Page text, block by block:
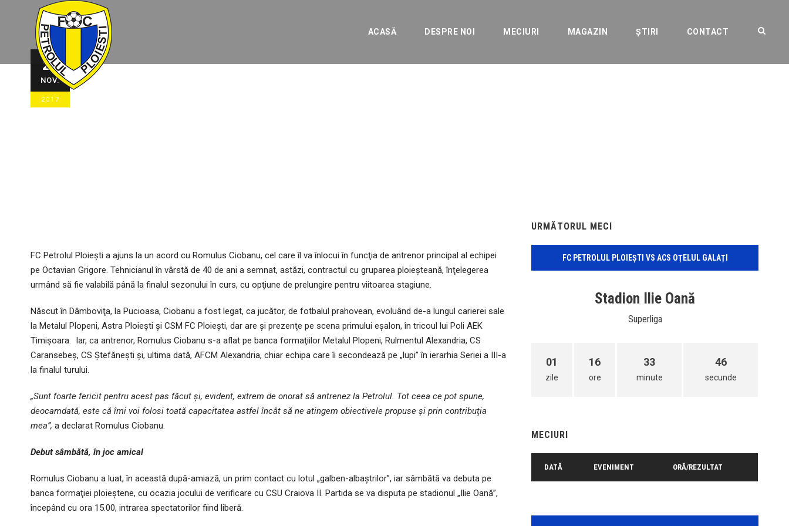
ACASĂ DESPRE NOI MECIURI MAGAZIN ȘTIRI CONTACT
22
NOV.
2017
Romulus Ciobanu este noul antrenor principal al FC
FC Petrolul Ploieşti a ajuns la un acord cu Romulus Ciobanu, cel care îl va înlocui în funcţia de antrenor principal al echipei
pe Octavian Grigore. Tehnicianul în vârstă de 40 de ani a semnat, astăzi, contractul cu gruparea ploieşteană, înţelegerea
urmând să fie valabilă până la finalul sezonului în curs, cu opţiune de prelungire pentru viitoarea stagiune.
Născut în Dâmboviţa, la Pucioasa, Ciobanu a fost legat, ca jucător, de fotbalul prahovean, evoluând de-a lungul carierei sale
la Metalul Plopeni, Astra Ploieşti şi CSM FC Ploieşti, dar are şi prezenţe pe scena primului eşalon, în tricoul lui Poli AEK
Timişoara. Iar, ca antrenor, Romulus Ciobanu s-a aflat pe banca formaţiilor Metalul Plopeni, Rulmentul Alexandria, CS
Caransebeş, CS Ştefăneşti şi, ultima dată, AFCM Alexandria, chiar echipa care îi secondează pe „lupi” în ierarhia Seriei a III-a
la finalul turului.
„Sunt foarte fericit pentru acest pas făcut şi, evident, extrem de onorat să antrenez la Petrolul. Tot ceea ce pot spune,
deocamdată, este că îmi voi folosi toată capacitatea astfel încât să ne atingem obiectivele propuse şi prin contribuţia
mea”, a declarat Romulus Ciobanu.
Debut sâmbătă, în joc amical
Romulus Ciobanu a luat, în această după-amiază, un prim contact cu lotul „galben-albaştrilor”, iar sâmbătă va debuta pe
banca formaţiei ploieştene, cu ocazia jocului de verificare cu CSU Craiova II. Partida se va disputa pe stadionul „Ilie Oană”,
începând cu ora 15.00, intrarea spectatorilor fiind liberă.
URMĂTORUL MECI
FC PETROLUL PLOIEȘTI VS ACS OȚELUL GALAȚI
Stadion Ilie Oană
Superliga
01
zile
16
ore
33
minute
46
secunde
MECIURI
DATĂ EVENIMENT ORĂ/REZULTAT